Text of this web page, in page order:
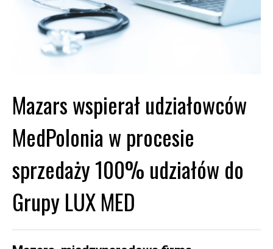
Mazars wspierał udziałowców
MedPolonia w procesie
sprzedaży 100% udziałów do
Grupy LUX MED